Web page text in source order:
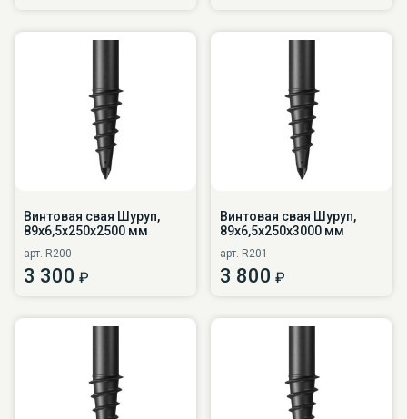
Винтовая свая Шуруп,
89х6,5х250х2500 мм
арт. R200
3 300 ₽
Винтовая свая Шуруп,
89х6,5х250х3000 мм
арт. R201
3 800 ₽